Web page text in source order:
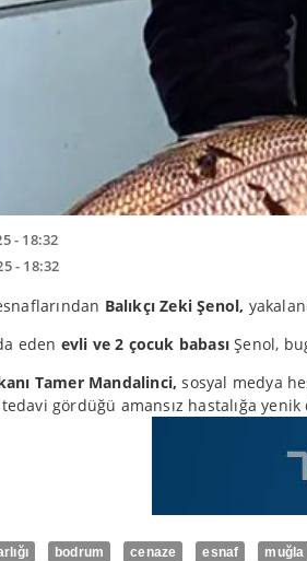
- 18:32
- 18:32
Balıkçı Zeki Şenol,
eden evli ve 2 çocuk babası Şenol,
Tamer Mandalinci, sosyal medya
gördüğü amansız hastalığa yenik
bodrum cenaze esnaf muğla